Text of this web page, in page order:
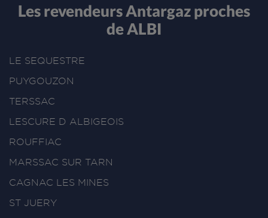
Les revendeurs Antargaz proches
de ALBI
LE SEQUESTRE
PUYGOUZON
TERSSAC
LESCURE D ALBIGEOIS
ROUFFIAC
MARSSAC SUR TARN
CAGNAC LES MINES
ST JUERY